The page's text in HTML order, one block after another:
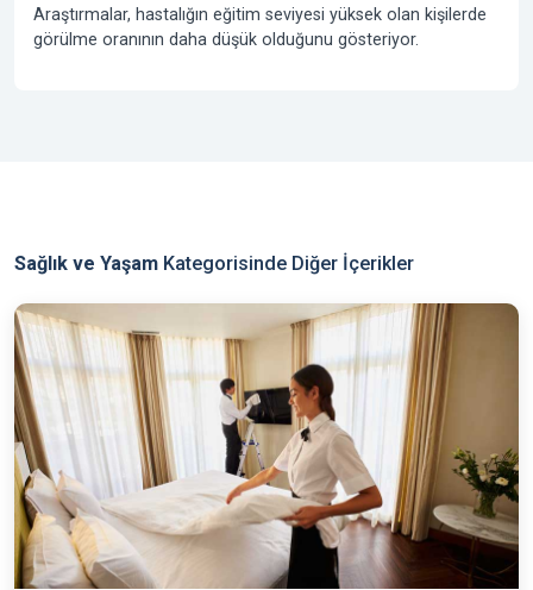
Araştırmalar, hastalığın eğitim seviyesi yüksek olan kişilerde
görülme oranının daha düşük olduğunu gösteriyor.
Sağlık ve Yaşam Kategorisinde Diğer İçerikler